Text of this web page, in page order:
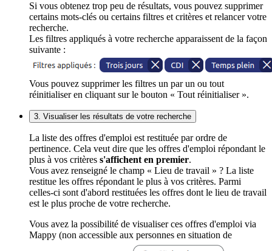
Si vous obtenez trop peu de résultats, vous pouvez supprimer
certains mots-clés ou certains filtres et critères et relancer votre
recherche.
Les filtres appliqués à votre recherche apparaissent de la façon
suivante :
Vous pouvez supprimer les filtres un par un ou tout
réinitialiser en cliquant sur le bouton « Tout réinitialiser ».
3. Visualiser les résultats de votre recherche
La liste des offres d'emploi est restituée par ordre de
pertinence. Cela veut dire que les offres d'emploi répondant le
plus à vos critères s'affichent en premier.
Vous avez renseigné le champ « Lieu de travail » ? La liste
restitue les offres répondant le plus à vos critères. Parmi
celles-ci sont d'abord restituées les offres dont le lieu de travail
est le plus proche de votre recherche.
Vous avez la possibilité de visualiser ces offres d'emploi via
Mappy (non accessible aux personnes en situation de